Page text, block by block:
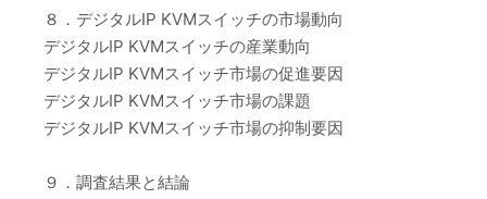
８．デジタルIP KVMスイッチの市場動向
デジタルIP KVMスイッチの産業動向
デジタルIP KVMスイッチ市場の促進要因
デジタルIP KVMスイッチ市場の課題
デジタルIP KVMスイッチ市場の抑制要因
９．調査結果と結論